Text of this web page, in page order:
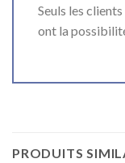
Seuls les
ont la
PRODUITS